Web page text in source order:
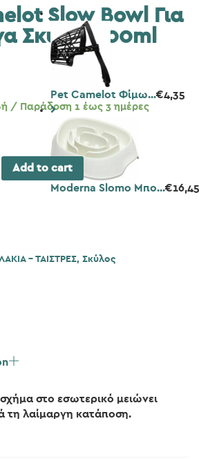
Pet Camelot Φίμω...€4,35
Moderna Slomo Μπο...€16,45
Slow Bowl Για
Σκυλιά 600ml
/ Παράδοση 1 έως 3 ημέρες
Add to cart
- ΤΑΙΣΤΡΕΣ, Σκύλος
σχήμα στο εσωτερικό μειώνει
τη λαίμαργη κατάποση.